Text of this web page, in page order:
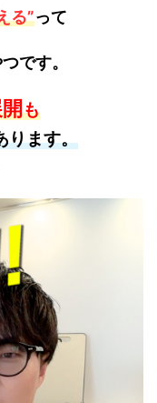
る”って
です。
も
ります。